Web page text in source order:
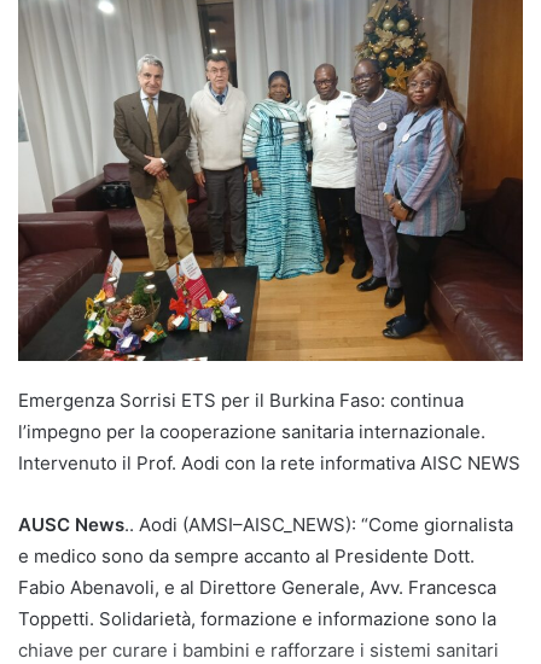
Emergenza Sorrisi ETS per il Burkina Faso: continua
l’impegno per la cooperazione sanitaria internazionale.
Intervenuto il Prof. Aodi con la rete informativa AISC NEWS
AUSC News.. Aodi (AMSI–AISC_NEWS): “Come giornalista
e medico sono da sempre accanto al Presidente Dott.
Fabio Abenavoli, e al Direttore Generale, Avv. Francesca
Toppetti. Solidarietà, formazione e informazione sono la
chiave per curare i bambini e rafforzare i sistemi sanitari